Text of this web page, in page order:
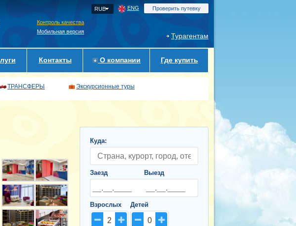
Контроль качества
Мобильная версия
RUB ENG Проверить путевку
Турагентам
Контакты О компании Где купить
ТРАНСФЕРЫ Экскурсионные туры
Куда:
Заезд Выезд
Взрослых
2
Детей
0